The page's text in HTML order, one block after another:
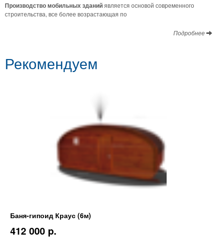
Производство мобильных зданийявляется основой современного
строительства, все более возрастающая по
Подробнее
Рекомендуем
Баня-гипоид Краус (6м)
412 000 p.